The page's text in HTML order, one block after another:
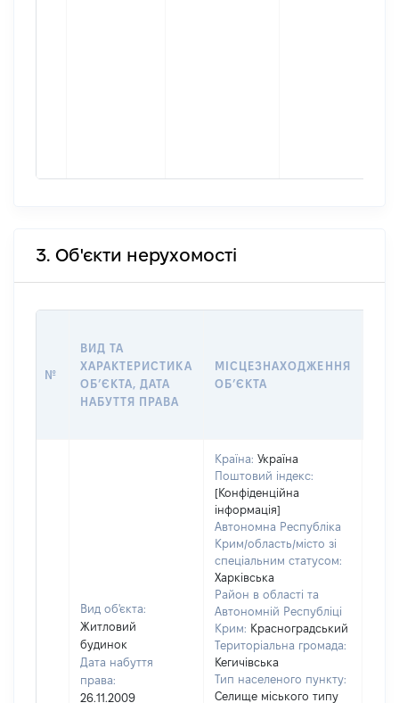
3. Об'єкти нерухомості
№
ВИД ТА
ХАРАКТЕРИСТИКА
ОБʼЄКТА, ДАТА
НАБУТТЯ ПРАВА
МІСЦЕЗНАХОДЖЕННЯ
ОБʼЄКТА
Вид об'єкта:
Житловий
будинок
Дата набуття
права:
26.11.2009
Країна: Україна
Поштовий індекс:
[Конфіденційна
інформація]
Автономна Республіка
Крим/область/місто зі
спеціальним статусом:
Харківська
Район в області та
Автономній Республіці
Крим: Красноградський
Територіальна громада:
Кегичівська
Тип населеного пункту:
Селище міського типу